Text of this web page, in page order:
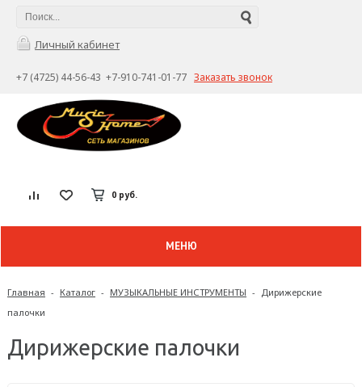
Личный кабинет
+7 (4725) 44-56-43 +7-910-741-01-77 Заказать звонок
0 руб.
МЕНЮ
Главная - Каталог - МУЗЫКАЛЬНЫЕ ИНСТРУМЕНТЫ - Дирижерские
палочки
Дирижерские палочки